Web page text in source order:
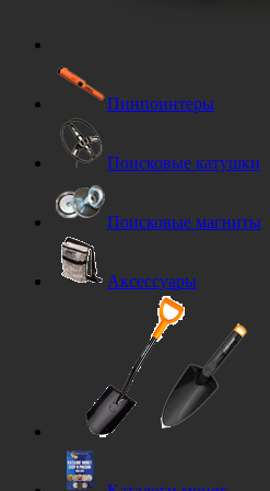
Пинпоинтеры
Поисковые катушки
Поисковые магниты
Аксессуары